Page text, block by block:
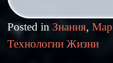
Posted in Знания,
Технологии Жизни